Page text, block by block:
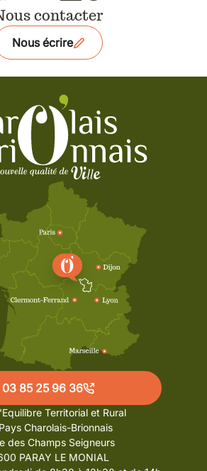
contacter
Nous écrire
03 85 25 96 36
Territorial et Rural
Charolais-Brionnais
des Champs Seigneurs
PARAY LE MONIAL